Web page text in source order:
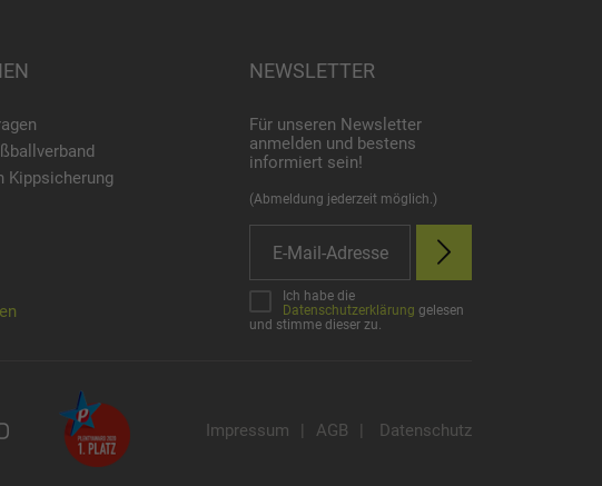
Kippsicherung
NEWSLETTER
Für unseren Newsletter
anmelden und bestens
informiert sein!
(Abmeldung jederzeit möglich.)
Ich habe die
Datenschutzerklärung gelesen
und stimme dieser zu.
Impressum | AGB | Datenschutz